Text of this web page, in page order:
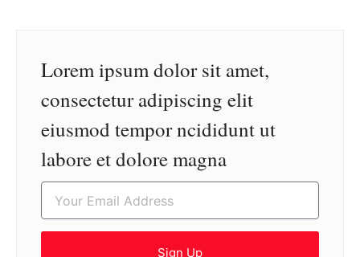
Lorem ipsum dolor sit amet,
consectetur adipiscing elit
eiusmod tempor ncididunt ut
labore et dolore magna
Sign Up